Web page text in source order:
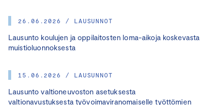
26.06.2026 / LAUSUNNOT
Lausunto koulujen ja oppilaitosten loma-aikoja koskevasta
muistioluonnoksesta
15.06.2026 / LAUSUNNOT
Lausunto valtioneuvoston asetuksesta
valtionavustuksesta työvoimaviranomaiselle työttömien